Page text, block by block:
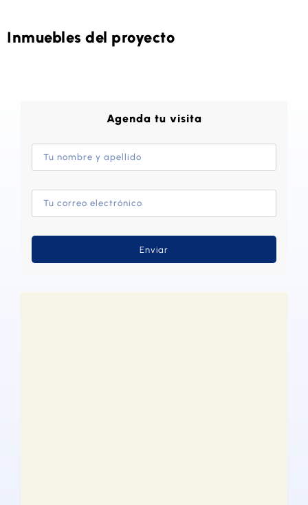
Inmuebles del proyecto
Agenda tu visita
Enviar